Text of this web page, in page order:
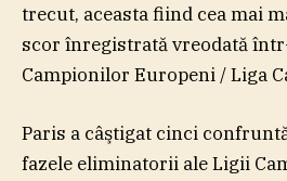
trecut, aceasta fiind cea mai
scor înregistrată vreodată
Campionilor Europeni / Liga
Paris a câştigat cinci
fazele eliminatorii ale Ligii